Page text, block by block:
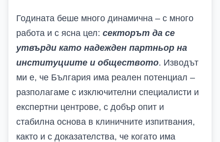
Годината беше много динамична – с много
работа и с ясна цел: секторът да се
утвърди като надежден партньор на
институциите и обществото. Изводът
ми е, че България има реален потенциал –
разполагаме с изключителни специалисти и
експертни центрове, с добър опит и
стабилна основа в клиничните изпитвания,
както и с доказателства, че когато има